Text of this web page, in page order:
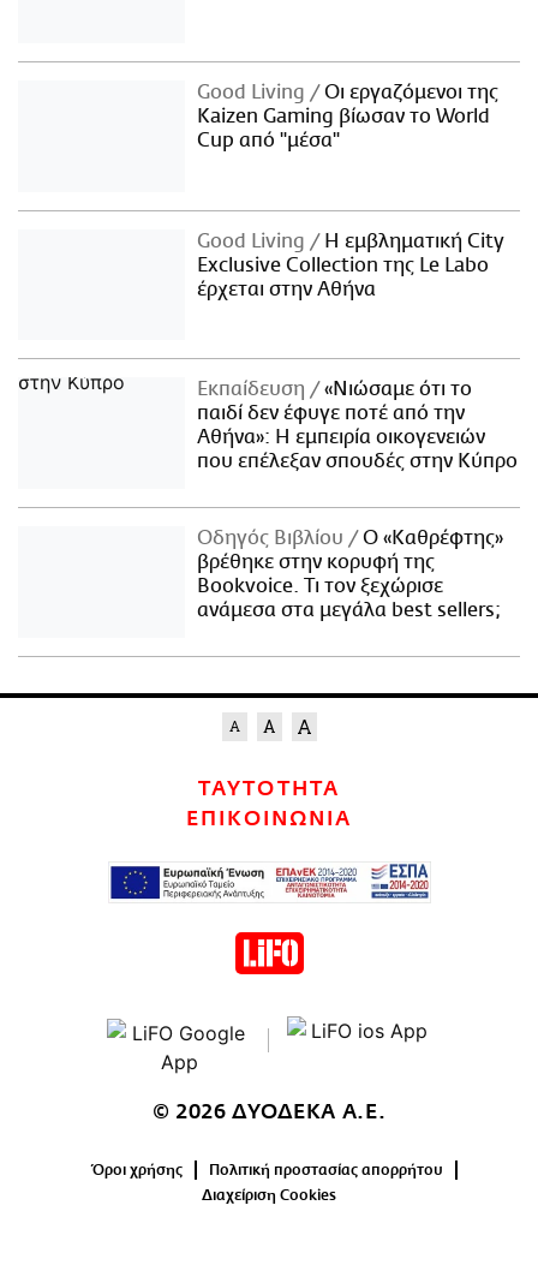
Good Living
Οι εργαζόμενοι της
Kaizen Gaming βίωσαν το World
Cup από "μέσα"
Good Living
Η εμβληματική City
Exclusive Collection της Le Labo
έρχεται στην Αθήνα
Εκπαίδευση
«Νιώσαμε ότι το
παιδί δεν έφυγε ποτέ από την
Αθήνα»: Η εμπειρία οικογενειών
που επέλεξαν σπουδές στην Κύπρο
Οδηγός Βιβλίου
Ο «Καθρέφτης»
βρέθηκε στην κορυφή της
Bookvoice. Τι τον ξεχώρισε
ανάμεσα στα μεγάλα best sellers;
ΤΑΥΤΟΤΗΤΑ
ΕΠΙΚΟΙΝΩΝΙΑ
© 2026 ΔΥΟΔΕΚΑ Α.Ε.
Όροι χρήσης
Πολιτική προστασίας απορρήτου
Διαχείριση Cookies